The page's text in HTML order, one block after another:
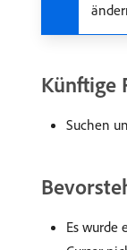
Künftige
Suchen
Es wurde